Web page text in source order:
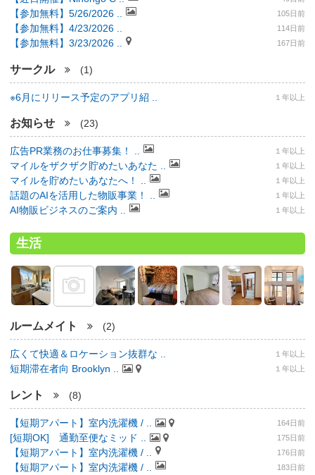
【参加無料】5/26/2026 .. 105日前
【参加無料】4/23/2026 .. 114日前
【参加無料】3/23/2026 .. 167日前
サークル (1)
※6月にリリース予定のアプリ紹 .. １年以上
お知らせ (23)
広告PR業務のお仕事募集！ .. １年以上
マイルをザクザク貯めたいあなた .. １年以上
マイルを貯めたいあなたへ！ .. １年以上
話題のAIを活用した物販事業！ .. １年以上
AI物販ビジネスのご案内 .. １年以上
生活
ルームメイト (2)
広くて快適＆ロケーション抜群な .. １年以上
短期滞在者向 Brooklyn .. １年以上
レント (8)
【短期アパート】室内洗濯機 / .. 164日前
[短期OK] 通勤至便なミッド .. 175日前
【短期アパート】室内洗濯機 / .. 176日前
【短期アパート】室内洗濯機 / .. 183日前